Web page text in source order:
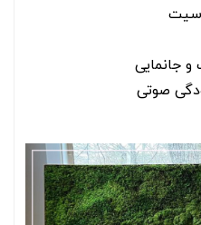
جانمایی
صوتی